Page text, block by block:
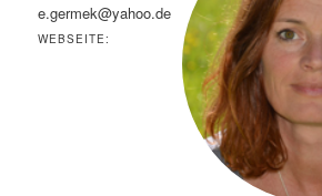
e.germek@yahoo.de
WEBSEITE: